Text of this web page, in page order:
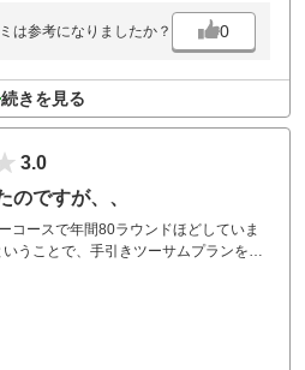
は参考になりましたか？ 0
続きを見る
3.0
のですが、、
コースで年間80ラウンドほどしていま
うことで、手引きツーサムプランを申
時期にしてはメンテナンスも悪くあり
ウンド6時間ほどかかり、びっくりし
そうだったので、来場するお客さんの
ブ的な運営でセルフの組が多いにして